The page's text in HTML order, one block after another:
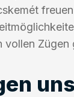
vollen Zügen